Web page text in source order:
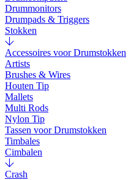
Drummonitors
Drumpads & Triggers
Stokken
Accessoires voor Drumstokken
Artists
Brushes & Wires
Houten Tip
Mallets
Multi Rods
Nylon Tip
Tassen voor Drumstokken
Timbales
Cimbalen
Crash